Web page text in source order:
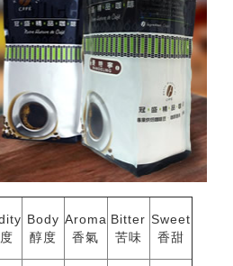
Body
醇度
Aroma
香氣
Bitter
苦味
Sweet
香甜